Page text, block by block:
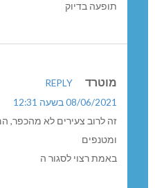
תופעה בדיוק
מוטרד
REPLY
08/06/2021 בשעה 12:31
זה לרוב צעירים לא מהכפר,
ומטנפים
באמת רצוי לסגור ה